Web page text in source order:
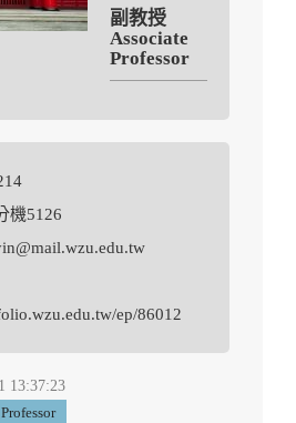
副教授
Associate
Professor
機5126
ep/86012
13:37:23